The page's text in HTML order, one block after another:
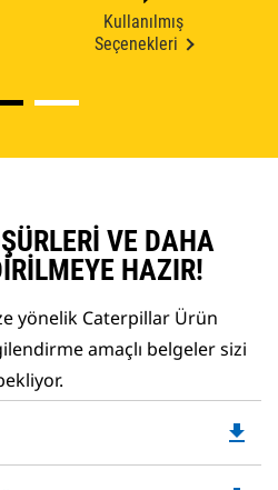
Kullanılmış
Seçenekleri
VE DAHA
HAZIR!
yönelik Caterpillar Ürün
amaçlı belgeler sizi
file_download